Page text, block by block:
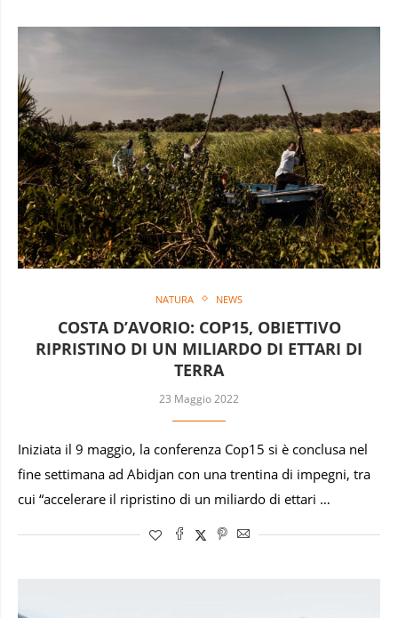
NATURA NEWS
COSTA D’AVORIO: COP15, OBIETTIVO
RIPRISTINO DI UN MILIARDO DI ETTARI DI
TERRA
23 Maggio 2022
Iniziata il 9 maggio, la conferenza Cop15 si è conclusa nel
fine settimana ad Abidjan con una trentina di impegni, tra
cui “accelerare il ripristino di un miliardo di ettari …